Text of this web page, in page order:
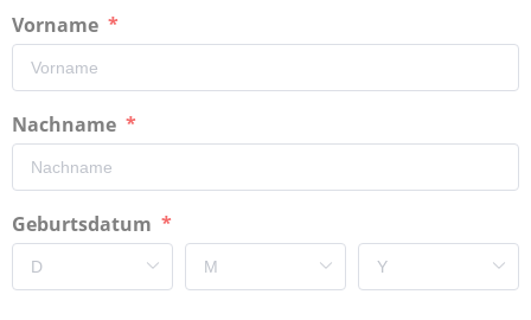
Vorname
Nachname
Geburtsdatum